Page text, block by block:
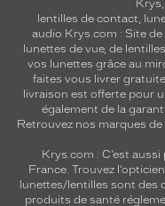
lentilles de contact,
audio Krys.com : Site
lunettes de vue, de
vos lunettes grâce au
faites vous livrer
livraison est offerte pour
également de la
Retrouvez nos marques
Krys.com : C’est
France. Trouvez
lunettes/lentilles sont des
produits de santé